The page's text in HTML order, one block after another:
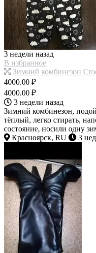
3 недели назад
В избранное
Зимний комбинезон
4000.00 ₽
4000.00 ₽
3 недели назад
Зимний комбинезон,
тёплый, легко стирать,
состояние, носили одну
Красноярск, RU
3